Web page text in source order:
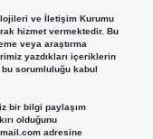
ve İletişim Kurumu
hizmet vermektedir. Bu
veya araştırma
yazdıkları içeriklerin
sorumluluğu kabul
bir bilgi paylaşım
olduğunu
adresine